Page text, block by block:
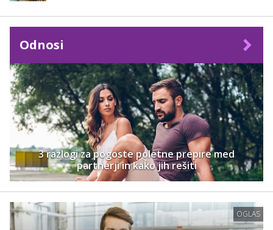
Odnosi
3 razlogi za pogoste poletne prepire med
partnerji in kako jih rešiti
OGLAS